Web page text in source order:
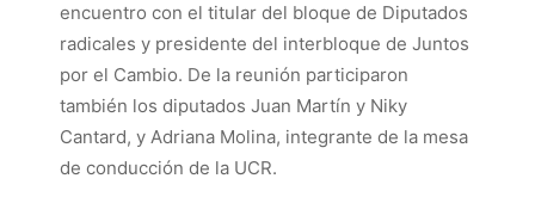
encuentro con el titular del bloque de Diputados
radicales y presidente del interbloque de Juntos
por el Cambio. De la reunión participaron
también los diputados Juan Martín y Niky
Cantard, y Adriana Molina, integrante de la mesa
de conducción de la UCR.